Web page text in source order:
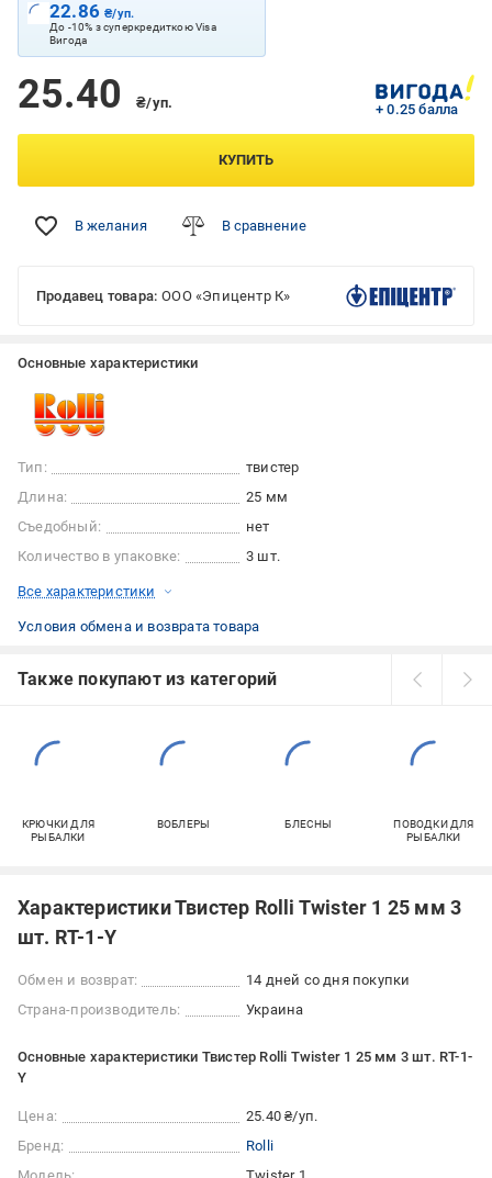
22.86₴/уп.
До -10% з суперкредиткою Visa
Вигода
25.40 ₴/уп. + 0.25 балла
КУПИТЬ
В желания В сравнение
Продавец товара: ООО «Эпицентр К»
Основные характеристики
Тип:
твистер
Длина:
25 мм
Съедобный:
нет
Количество в упаковке:
3 шт.
Все характеристики
Условия обмена и возврата товара
Также покупают из категорий
КРЮЧКИ ДЛЯ
РЫБАЛКИ
ВОБЛЕРЫ БЛЕСНЫ
ПОВОДКИ ДЛЯ
РЫБАЛКИ
Характеристики Твистер Rolli Twister 1 25 мм 3
шт. RT-1-Y
Обмен и возврат:
14 дней со дня покупки
Страна-производитель:
Украина
Основные характеристики Твистер Rolli Twister 1 25 мм 3 шт. RT-1-
Y
Цена:
25.40 ₴/уп.
Бренд:
Rolli